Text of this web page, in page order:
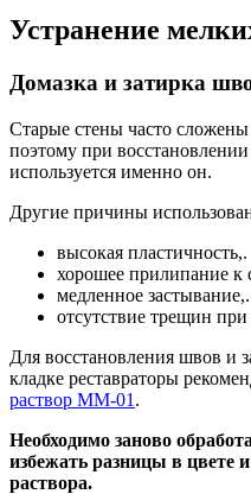
Устранение
Домазка и затирка
Старые стены часто сложены
поэтому при
используется именно он.
Другие причины
высокая пластичность,.
хорошее прилипание к
медленное застывание,.
отсутствие трещин
Для восстановления швов и
кладке реставраторы
раствор ММ-01 .
Необходимо заново
избежать разницы в цвете
раствора.